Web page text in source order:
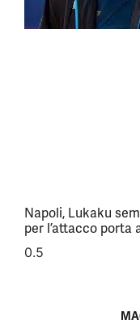
Napoli, Lukaku
per l’attacco porta